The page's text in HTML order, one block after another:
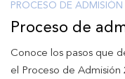
PROCESO DE
Proceso de
Conoce los pasos que
el Proceso de Admisión